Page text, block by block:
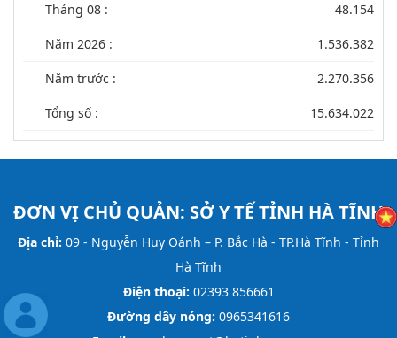
Tháng 08 : 48.154
Năm 2026 : 1.536.382
Năm trước : 2.270.356
Tổng số : 15.634.022
ĐƠN VỊ CHỦ QUẢN: SỞ Y TẾ TỈNH HÀ TĨNH
Địa chỉ: 09 - Nguyễn Huy Oánh – P. Bắc Hà - TP.Hà Tĩnh - Tỉnh
Hà Tĩnh
Điện thoại: 02393 856661
Đường dây nóng: 0965341616